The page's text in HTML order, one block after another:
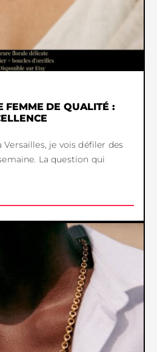
FEMME DE QUALITÉ :
je vois défiler des
La question qui